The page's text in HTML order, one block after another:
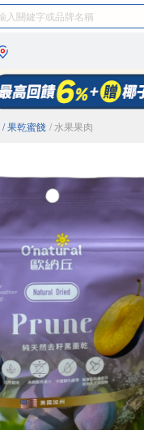
/ 果乾蜜餞 / 水果果肉